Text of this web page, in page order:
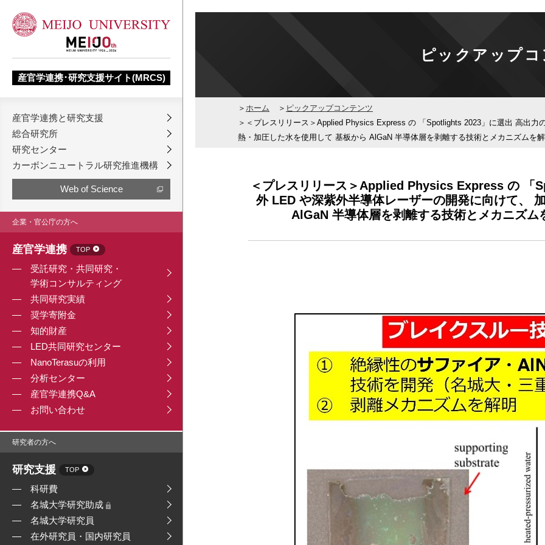
産官学連携･研究支援サイト(MRCS)
産官学連携と研究支援
総合研究所
研究センター
カーボンニュートラル研究推進機構
Web of Science
企業・官公庁の方へ
産官学連携 TOP
受託研究・共同研究・
学術コンサルティング
共同研究実績
奨学寄附金
知的財産
LED共同研究センター
NanoTerasuの利用
分析センター
産官学連携Q&A
お問い合わせ
研究者の方へ
研究支援 TOP
科研費
名城大学研究助成
名城大学研究員
在外研究員・国内研究員
ピックアップ
ホーム
ピックアップコンテンツ
＜プレスリリース＞Applied Physics Express の 「Spotlights 2023」に選出 高出
熱・加圧した水を使用して 基板から AlGaN 半導体層を剥離する技術とメカニズムを
＜プレスリリース＞Applied Physics Express の 「
外 LED や深紫外半導体レーザーの開発に向けて、
AlGaN 半導体層を剥離する技術とメカニズム